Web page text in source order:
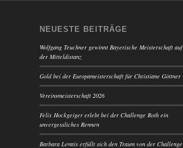
NEUESTE BEITRÄGE
Wolfgang Teuchner gewinnt Bayerische Meisterschaft auf
der Mitteldistanz
Gold bei der Europameisterschaft für Christiane Göttner
Vereinsmeisterschaft 2026
Felix Hockgeiger erlebt bei der Challenge Roth ein
unvergessliches Rennen
Barbara Lemtis erfüllt sich den Traum von der Challenge